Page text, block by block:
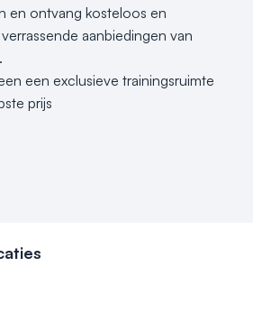
en ontvang kosteloos en
aanbiedingen van
een exclusieve trainingsruimte
prijs